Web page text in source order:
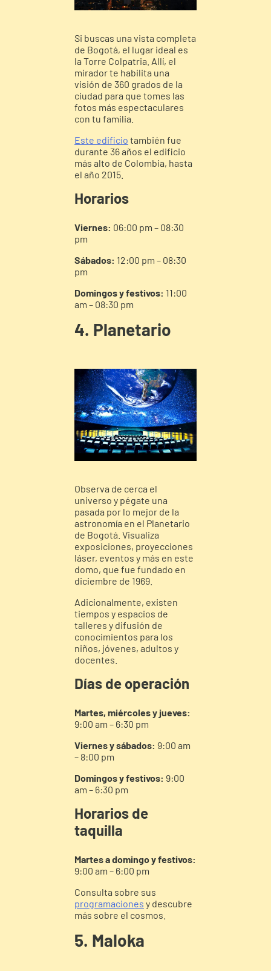
Si buscas una vista completa
de Bogotá, el lugar ideal es
la Torre Colpatria. Allí, el
mirador te habilita una
visión de 360 grados de la
ciudad para que tomes las
fotos más espectaculares
con tu familia.
Este edificio también fue
durante 36 años el edificio
más alto de Colombia, hasta
el año 2015.
Horarios
Viernes: 06:00 pm – 08:30
pm
Sábados: 12:00 pm – 08:30
pm
Domingos y festivos: 11:00
am – 08:30 pm
4. Planetario
Observa de cerca el
universo y pégate una
pasada por lo mejor de la
astronomía en el Planetario
de Bogotá. Visualiza
exposiciones, proyecciones
láser, eventos y más en este
domo, que fue fundado en
diciembre de 1969.
Adicionalmente, existen
tiempos y espacios de
talleres y difusión de
conocimientos para los
niños, jóvenes, adultos y
docentes.
Días de operación
Martes, miércoles y jueves:
9:00 am – 6:30 pm
Viernes y sábados: 9:00 am
– 8:00 pm
Domingos y festivos: 9:00
am – 6:30 pm
Horarios de
taquilla
Martes a domingo y festivos:
9:00 am – 6:00 pm
Consulta sobre sus
programaciones y descubre
más sobre el cosmos.
5. Maloka